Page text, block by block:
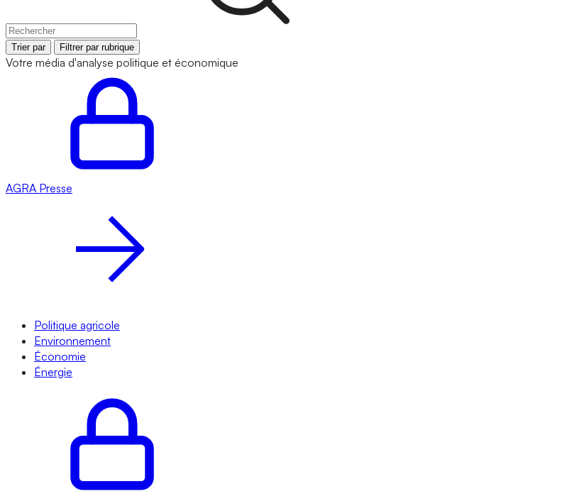
Trier par Filtrer par rubrique
Votre média d'analyse politique et économique
AGRA Presse
Politique agricole
Environnement
Économie
Énergie